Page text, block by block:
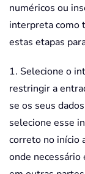
numéricos ou
interpreta como
estas etapas
1. Selecione o
restringir a
se os seus
selecione esse
correto no início
onde